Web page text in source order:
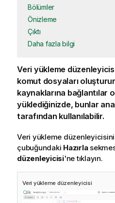
Bölümler
Önizleme
Çıktı
Daha fazla bilgi
Veri yükleme
komut dosyaları
kaynaklarına bağlantılar
yüklediğinizde, bunlar
tarafından kullanılabilir.
Veri yükleme
çubuğundaki Hazırla
düzenleyicisi'ne tıklayın.
Veri yükleme düzenleyicisi